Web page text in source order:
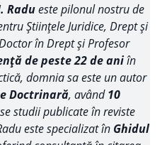
Radueste pilonul nostru de
Științele Juridice, Drept și
în Drept și Profesor
de peste 22 de aniîn
domnia sa este un autor
Doctrinară, având10
studii publicate în reviste
este specializat în Ghidul